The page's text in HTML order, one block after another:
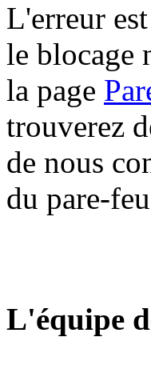
L'erreur
le blocage
la page
trouverez
de nous
du pare-
L'équipe